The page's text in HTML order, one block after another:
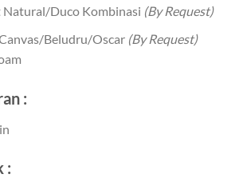
Natural/Duco Kombinasi (By Request)
Beludru/Oscar (By Request)
:
: